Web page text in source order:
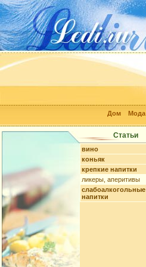
Дом Мода
Статьи
вино
коньяк
крепкие напитки
ликеры, аперитивы
слабоалкогольные
напитки